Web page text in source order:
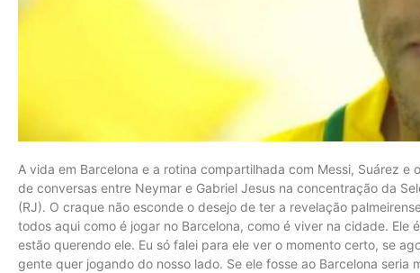
A vida em Barcelona e a rotina compartilhada com Messi, Suárez
de conversas entre Neymar e Gabriel Jesus na concentração da
(RJ). O craque não esconde o desejo de ter a revelação
todos aqui como é jogar no Barcelona, como é viver na cidade. Ele
estão querendo ele. Eu só falei para ele ver o momento certo, se
gente quer jogando do nosso lado. Se ele fosse ao Barcelona seria